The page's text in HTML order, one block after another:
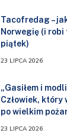
Tacofredag –
Norwegię (i robi
piątek)
23 LIPCA 2026
„Gasiłem i
Człowiek, który
po wielkim
23 LIPCA 2026